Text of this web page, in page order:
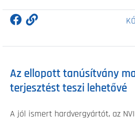
Az ellopott tanúsítvány
terjesztést teszi lehetővé
A jól ismert hardvergyártót, az